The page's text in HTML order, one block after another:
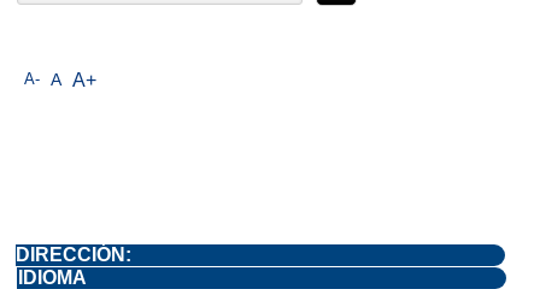
A- A A+
DIRECCIÓN:
IDIOMA